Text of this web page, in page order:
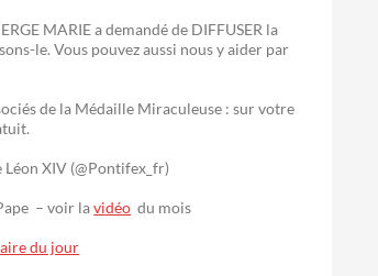
MARIE a demandé de DIFFUSER la
le. Vous pouvez aussi nous y aider par
de la Médaille Miraculeuse : sur votre
Léon XIV (@Pontifex_fr)
– voir lavidéo du mois
du jour